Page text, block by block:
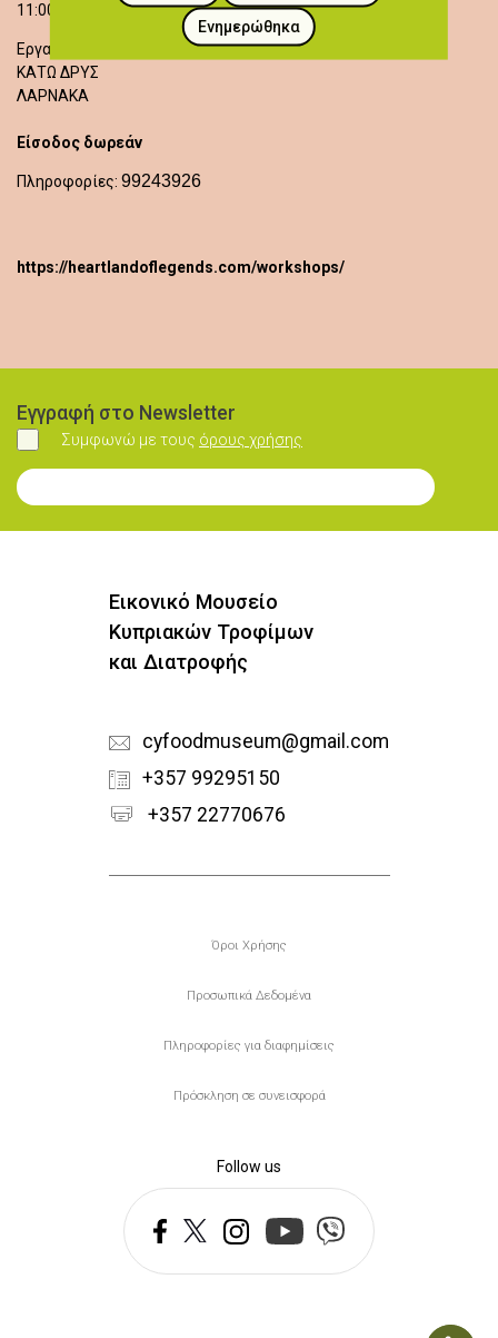
11:00 - 13:00
Εργαστήριο "Το Μαρδάτζιν της Γιαγιάς"
ΚΑΤΩ ΔΡΥΣ
ΛΑΡΝΑΚΑ
Είσοδος δωρεάν
Πληροφορίες: 99243926
https://heartlandoflegends.com/workshops/
Εγγραφή στο Newsletter
Συμφωνώ
Συμφωνώ με τους όρους χρήσης
Εγγραφή στο Newsletter
Εικονικό Μουσείο
Κυπριακών Τροφίμων
και Διατροφής
cyfoodmuseum@gmail.com
+357 99295150
+357 22770676
Υποσέλιδο
Όροι Χρήσης
Προσωπικά Δεδομένα
Πληροφορίες για διαφημίσεις
Πρόσκληση σε συνεισφορά
Follow us
Ενημερώθηκα